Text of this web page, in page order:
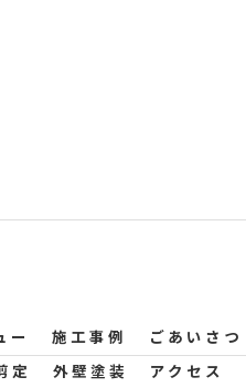
ー 施工事例 ごあいさつ
定 外壁塗装 アクセス